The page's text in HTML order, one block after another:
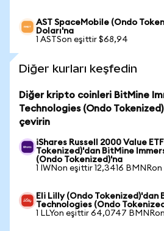
AST SpaceMobile (Ondo
Doları'na
1 ASTSon eşittir $68,94
Diğer kurları keşfedin
Diğer kripto coinleri BitMine
Technologies (Ondo
çevirin
iShares Russell 2000 Value
Tokenized)'dan BitMine
(Ondo Tokenized)'na
1 IWNon eşittir 12,3416 BMNRon
Eli Lilly (Ondo Tokenized)'dan
Technologies (Ondo
1 LLYon eşittir 64,0747 BMNRon